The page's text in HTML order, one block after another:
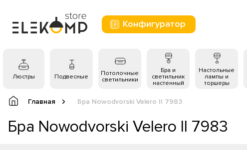
Конфигуратор
Люстры Подвесные
Потолочные
светильники
Бра и
светильник
настенный
Настольные
лампы и
торшеры
Главная Бра Nowodvorski Velero II 7983
Бра Nowodvorski Velero II 7983